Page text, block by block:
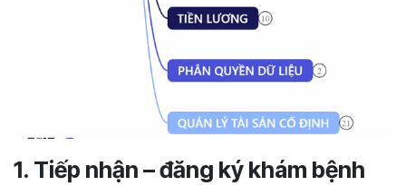
1. Tiếp nhận – đăng ký khám bệnh